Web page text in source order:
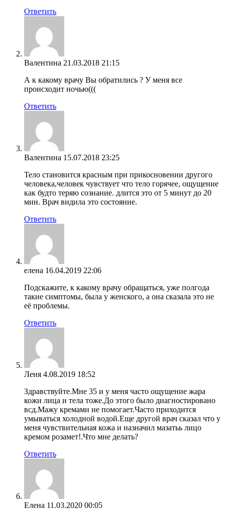
Ответить
Валентина 21.03.2018 21:15
А к какому врачу Вы обратились ? У меня все
происходит ночью(((
Ответить
Валентина 15.07.2018 23:25
Тело становится красным при прикосновении другого
человека,человек чувствует что тело горячее, ощущение
как будто теряю сознание. длится это от 5 минут до 20
мин. Врач видила это состояние.
Ответить
елена 16.04.2019 22:06
Подскажите, к какому врачу обращаться, уже полгода
такие симптомы, была у женского, а она сказала это не
её проблемы.
Ответить
Леня 4.08.2019 18:52
Здравствуйте.Мне 35 и у меня часто ощущение жара
кожи лица и тела тоже.До этого было диагностировано
всд.Мажу кремами не помогает.Часто приходится
умываться холодной водой.Еще другой врач сказал что у
меня чувствительная кожа и назначил мазатьь лицо
кремом розамет!.Что мне делать?
Ответить
Елена 11.03.2020 00:05